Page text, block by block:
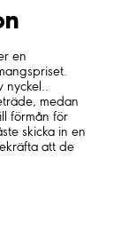
en
nyckel..
medan
förmån för
skicka in en
att de